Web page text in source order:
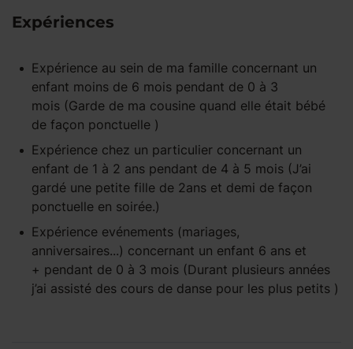
Expériences
Expérience au sein de ma famille concernant un
enfant moins de 6 mois pendant de 0 à 3
mois (Garde de ma cousine quand elle était bébé
de façon ponctuelle )
Expérience chez un particulier concernant un
enfant de 1 à 2 ans pendant de 4 à 5 mois (J’ai
gardé une petite fille de 2ans et demi de façon
ponctuelle en soirée.)
Expérience evénements (mariages,
anniversaires...) concernant un enfant 6 ans et
+ pendant de 0 à 3 mois (Durant plusieurs années
j’ai assisté des cours de danse pour les plus petits )